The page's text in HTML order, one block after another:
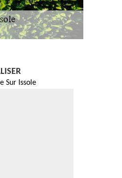
Sur Issole